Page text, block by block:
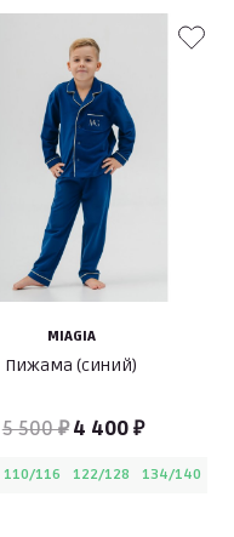
MIAGIA
Пижама (синий)
5 500 ₽ 4 400 ₽
110/116 122/128 134/140